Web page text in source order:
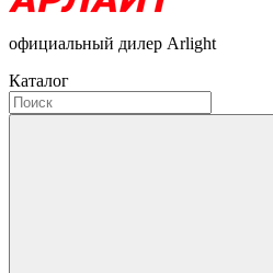
официальный дилер Arlight
Каталог